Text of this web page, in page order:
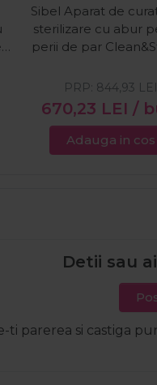
Sibel Aparat de
sterilizare cu abur
perii de par
670,23 LEI /
PRP: 844,93 LEI
Adauga in cos
Detii sau
ti parerea si castiga